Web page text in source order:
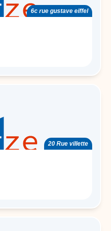
6c rue gustave eiffel
20 Rue villette